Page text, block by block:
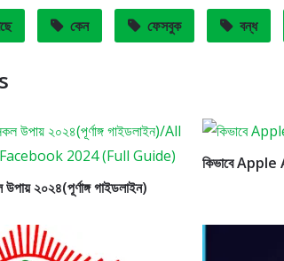
কেন ফেসবুক বন্ধ
২০২৪(পূর্ণাঙ্গ গাইডলাইন)
কিভাবে